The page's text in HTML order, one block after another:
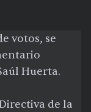
votos, se
Huerta.
de la